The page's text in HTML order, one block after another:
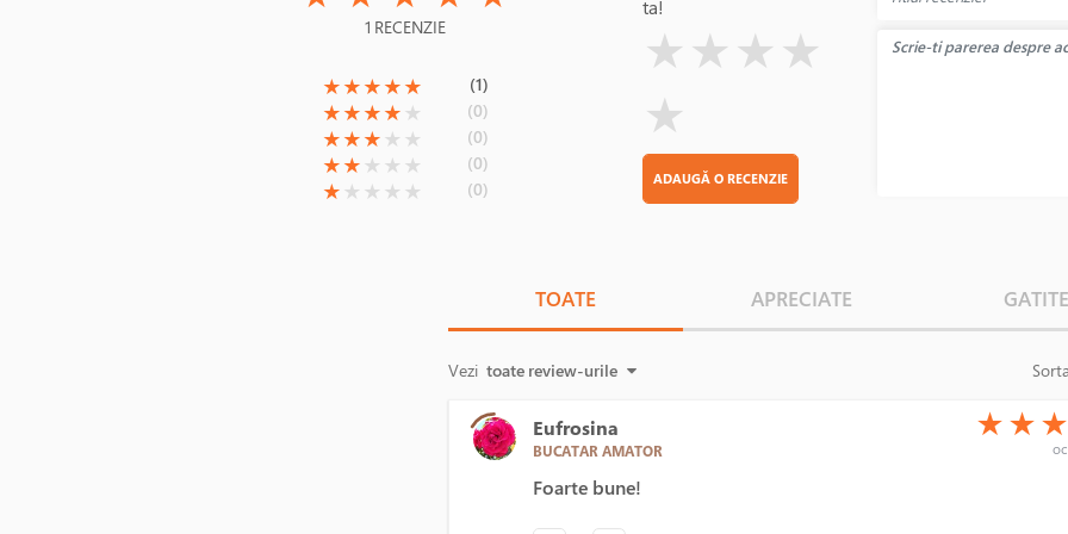
1 RECENZIE
(*)
★(*)
★(*)
★(*)
★(*)
★ (1)
(*)
★(*)
★(*)
★(*)
★ ( )
★ (0)
(*)
★(*)
★(*)
★ ( )
★ ( )
★ (0)
(*)
★(*)
★ ( )
★ ( )
★ ( )
★ (0)
(*)
★ ( )
★ ( )
★ ( )
★ ( )
★ (0)
ta!
★ ★ ★ ★
★
ADAUGĂ O RECENZIE
TOATE APRECIATE GATITE
Vezi toate review-urile
Eufrosina
BUCATAR AMATOR
(*)
★ (*)
★ (*)
★
Foarte bune!